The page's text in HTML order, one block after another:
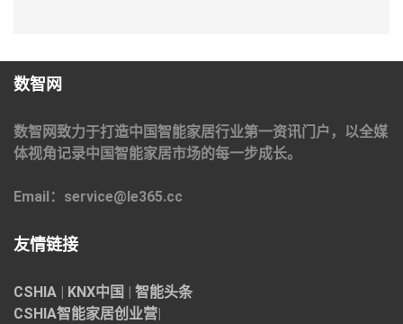
数智网
数智网致力于打造中国智能家居行业第一资讯门户，以全媒
体视角记录中国智能家居市场的每一步成长。
Email：service@le365.cc
友情链接
CSHIA KNX中国
智能头条
CSHIA智能家居创业营